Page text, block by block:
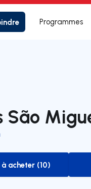
Programmes
São
to-buy-listing
acheter (10)